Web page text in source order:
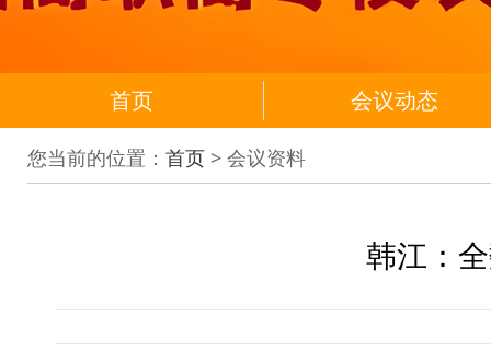
首页 会议动态
您当前的位置： 首页 > 会议资料
韩江：